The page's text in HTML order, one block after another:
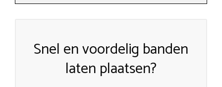
Snel en voordelig banden
laten plaatsen?